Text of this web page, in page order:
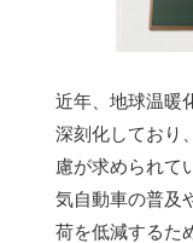
近年、地球温暖
深刻化しており
慮が求められて
気自動車の普及
荷を低減するた